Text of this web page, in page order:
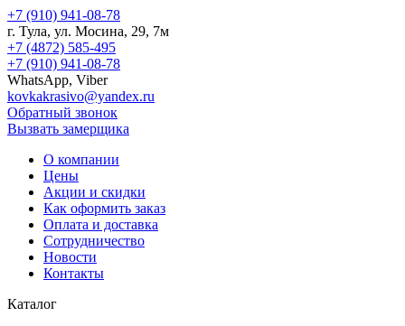
+7 (910) 941-08-78
г. Тула, ул. Мосина, 29, 7м
+7 (4872) 585-495
+7 (910) 941-08-78
WhatsApp, Viber
kovkakrasivo@yandex.ru
Обратный звонок
Вызвать замерщика
О компании
Цены
Акции и скидки
Как оформить заказ
Оплата и доставка
Сотрудничество
Новости
Контакты
Каталог